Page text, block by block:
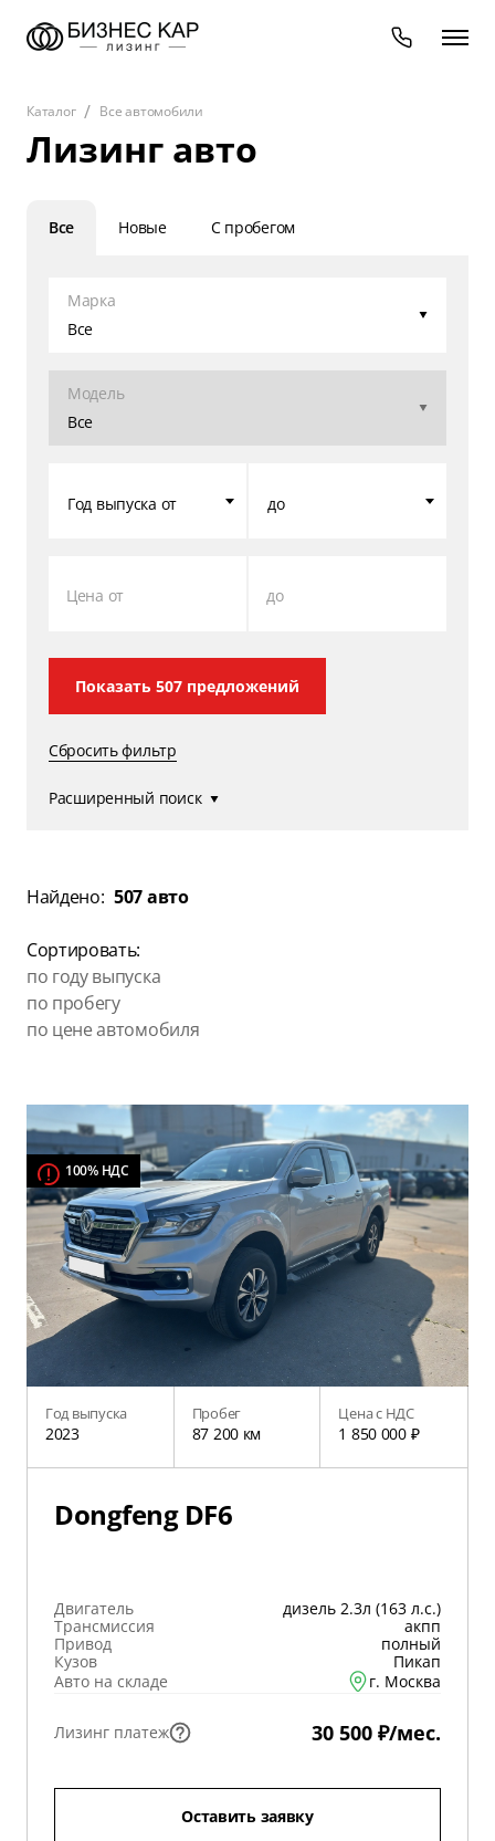
Каталог Все автомобили
Лизинг авто
Все Новые С пробегом
Марка
Все
Модель
Все
Год выпуска от до
Цена от до
Показать 507 предложений
Сбросить фильтр
Расширенный поиск
Найдено: 507 авто
Сортировать:
по году выпуска
по пробегу
по цене автомобиля
100% НДС
Год выпуска
2023
Пробег
87 200 км
Цена с НДС
1 850 000 ₽
Dongfeng DF6
Двигатель
дизель 2.3л (163 л.с.)
Трансмиссия
акпп
Привод
полный
Кузов
Пикап
Авто на складе
г. Москва
Лизинг платеж 30 500 ₽/мес.
Оставить заявку